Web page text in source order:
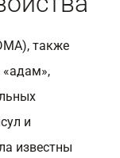
также
«адам»,
и
известны